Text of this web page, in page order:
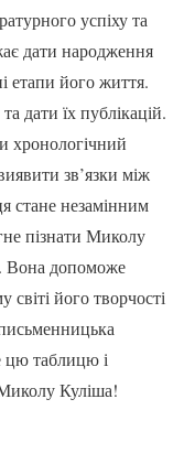
успіху та
дати народження
етапи його життя.
дати їх публікацій.
хронологічний
зв’язки між
стане незамінним
пізнати Миколу
Вона допоможе
його творчості
цю таблицю і
Куліша!